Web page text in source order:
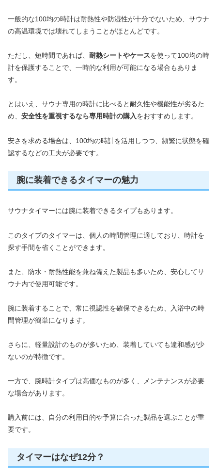
一般的な100均の時計は耐熱性や防湿性が十分でないため、サウナ
の高温環境では壊れてしまうことがほとんどです。
ただし、短時間であれば、 耐熱シートやケースを使って100均の時
計を保護することで、一時的な利用が可能になる場合もありま
す。
とはいえ、サウナ専用の時計に比べると耐久性や機能性が劣るた
め、 安全性を重視するなら専用時計の購入をおすすめします。
安さを求める場合は、100均の時計を活用しつつ、頻繁に状態を確
認するなどの工夫が必要です。
腕に装着できるタイマーの魅力
サウナタイマーには腕に装着できるタイプもあります。
このタイプのタイマーは、個人の時間管理に適しており、時計を
探す手間を省くことができます。
また、防水・耐熱性能を兼ね備えた製品も多いため、安心してサ
ウナ内で使用可能です。
腕に装着することで、常に視認性を確保できるため、入浴中の時
間管理が簡単になります。
さらに、軽量設計のものが多いため、装着していても違和感が少
ないのが特徴です。
一方で、腕時計タイプは高価なものが多く、メンテナンスが必要
な場合があります。
購入前には、自分の利用目的や予算に合った製品を選ぶことが重
要です。
タイマーはなぜ12分？